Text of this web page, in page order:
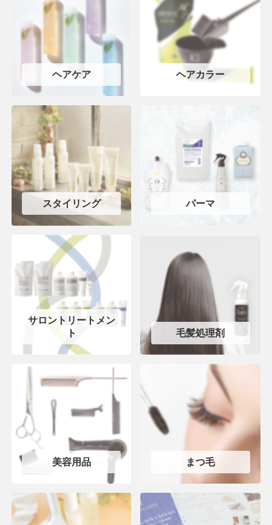
ヘアケア ヘアカラー
スタイリング パーマ
サロントリートメン
ト
毛髪処理剤
美容用品 まつ毛